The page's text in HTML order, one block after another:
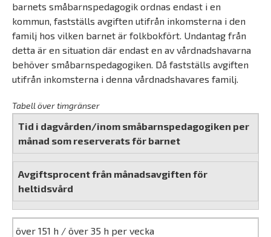
barnets småbarnspedagogik ordnas endast i en
kommun, fastställs avgiften utifrån inkomsterna i den
familj hos vilken barnet är folkbokfört. Undantag från
detta är en situation där endast en av vårdnadshavarna
behöver småbarnspedagogiken. Då fastställs avgiften
utifrån inkomsterna i denna vårdnadshavares familj.
Tabell över timgränser
Tid i dagvården/inom småbarnspedagogiken per
månad som reserverats för barnet
Avgiftsprocent från månadsavgiften för
heltidsvård
över 151 h / över 35 h per vecka